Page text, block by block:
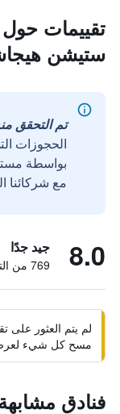
تقييمات
ستيشن
تم التحقق منه
الحجوزات
مع شركائنا
8.0 جيد جدًا
769 من التقييمات تم التحقق منها
لم يتم العثور على
مسح كل شيء لعرض
فنادق